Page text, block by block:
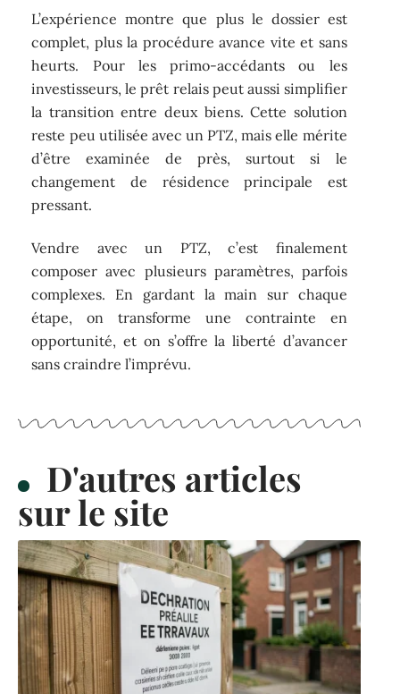
L’expérience montre que plus le dossier est
complet, plus la procédure avance vite et sans
heurts. Pour les primo-accédants ou les
investisseurs, le prêt relais peut aussi simplifier
la transition entre deux biens. Cette solution
reste peu utilisée avec un PTZ, mais elle mérite
d’être examinée de près, surtout si le
changement de résidence principale est
pressant.
Vendre avec un PTZ, c’est finalement
composer avec plusieurs paramètres, parfois
complexes. En gardant la main sur chaque
étape, on transforme une contrainte en
opportunité, et on s’offre la liberté d’avancer
sans craindre l’imprévu.
D'autres articles
sur le site